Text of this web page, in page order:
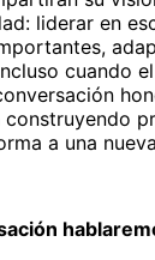
liderar en
cuando
construyendo
a una